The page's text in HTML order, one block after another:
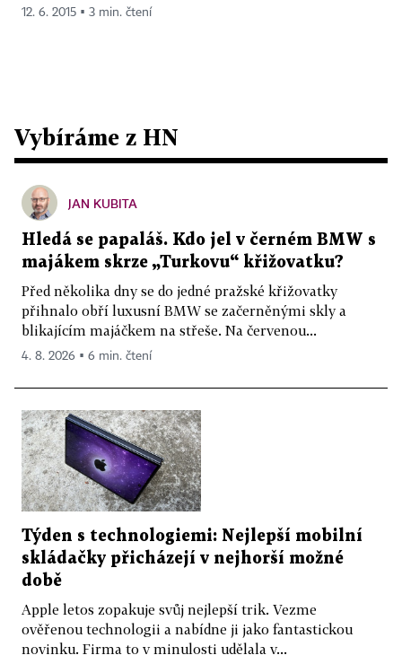
12. 6. 2015 ▪ 3 min. čtení
Vybíráme z HN
JAN KUBITA
Hledá se papaláš. Kdo jel v černém BMW s
majákem skrze „Turkovu“ křižovatku?
Před několika dny se do jedné pražské křižovatky
přihnalo obří luxusní BMW se začerněnými skly a
blikajícím majáčkem na střeše. Na červenou...
4. 8. 2026 ▪ 6 min. čtení
Týden s technologiemi: Nejlepší mobilní
skládačky přicházejí v nejhorší možné
době
Apple letos zopakuje svůj nejlepší trik. Vezme
ověřenou technologii a nabídne ji jako fantastickou
novinku. Firma to v minulosti udělala v...